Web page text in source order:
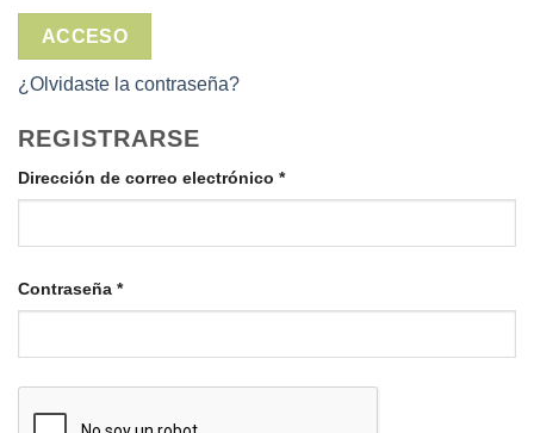
ACCESO
¿Olvidaste la contraseña?
REGISTRARSE
Dirección de correo electrónico *Obligatorio
Contraseña *Obligatorio